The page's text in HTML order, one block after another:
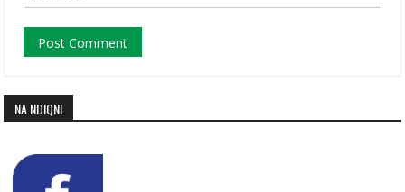
NA NDIQNI